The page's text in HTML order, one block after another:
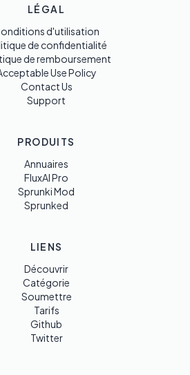
LÉGAL
d'utilisation
de confidentialité
de remboursement
Use Policy
Contact Us
Support
PRODUITS
Annuaires
FluxAI Pro
Sprunki Mod
Sprunked
LIENS
Découvrir
Catégorie
Soumettre
Tarifs
Github
Twitter